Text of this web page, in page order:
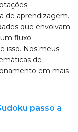
de aprendizagem.
que envolvam
fluxo
isso. Nos meus
de
em mais
passo a